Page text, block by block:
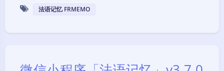
法语记忆 FRMEMO